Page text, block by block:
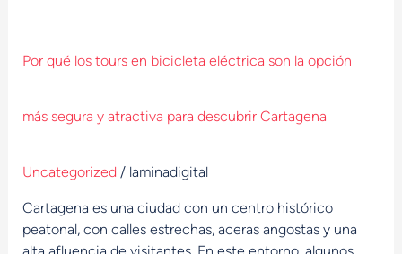
Por qué los tours en bicicleta eléctrica son la opción
más segura y atractiva para descubrir Cartagena
Uncategorized / laminadigital
Cartagena es una ciudad con un centro histórico
peatonal, con calles estrechas, aceras angostas y una
alta afluencia de visitantes. En este entorno, algunos